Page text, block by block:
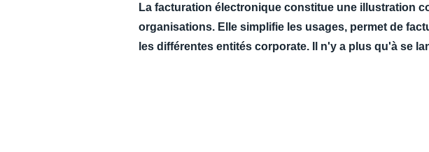
La facturation électronique constitue une illustration
organisations. Elle simplifie les usages, permet de
les différentes entités corporate. Il n'y a plus qu'à se